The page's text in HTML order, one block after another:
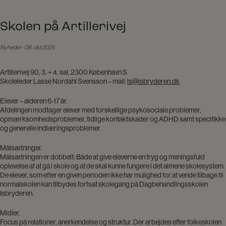
Skolen på Artillerivej
Nyheder 08. okt 2025
Artillerivej 90, 3. + 4. sal, 2300 København S
Skoleleder Lasse Nordahl Svensson – mail: ls@isbryderen.dk
Elever – alderen 6-17 år.
Afdelingen modtager elever med forskellige psykosociale problemer,
opmærksomhedsproblemer, tidlige kontaktskader og ADHD samt specifikke
og generelle indlæringsproblemer.
Målsætninger.
Målsætningen er dobbelt: Både at give eleverne en tryg og meningsfuld
oplevelse af at gå i skole og at de skal kunne fungere i det almene skolesystem.
De elever, som efter en given perioden ikke har mulighed for at vende tilbage til
normalskolen kan tilbydes fortsat skolegang på Dagbehandlingsskolen
Isbryderen.
Midler.
Focus på relationer, anerkendelse og struktur. Der arbejdes efter folkeskolen